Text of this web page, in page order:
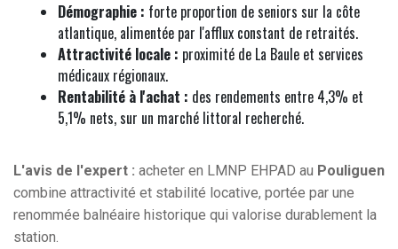
Démographie : forte proportion de seniors sur la côte
atlantique, alimentée par l'afflux constant de retraités.
Attractivité locale : proximité de La Baule et services
médicaux régionaux.
Rentabilité à l'achat : des rendements entre 4,3% et
5,1% nets, sur un marché littoral recherché.
L'avis de l'expert : acheter en LMNP EHPAD au Pouliguen
combine attractivité et stabilité locative, portée par une
renommée balnéaire historique qui valorise durablement la
station.